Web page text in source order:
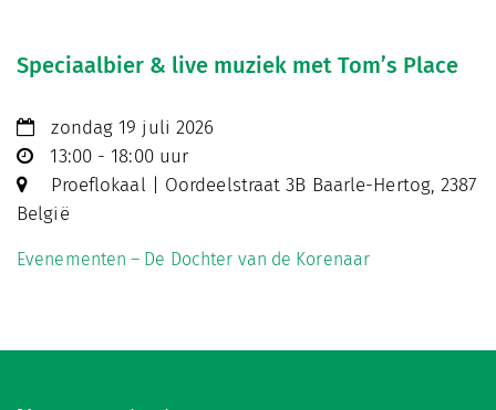
Speciaalbier & live muziek met Tom’s Place
zondag 19 juli 2026
13:00 - 18:00 uur
Proeflokaal | Oordeelstraat 3B Baarle-Hertog, 2387
België
Evenementen – De Dochter van de Korenaar